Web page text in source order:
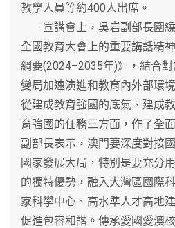
教學人員等約400人出席。
宣講會上，吳岩副部長圍繞
全國教育大會上的重要講話精
綱要(2024–2035年)》，結合
變局加速演進和教育內外部環
從建成教育強國的底氣、建成
育強國的任務三方面，作了全
副部長表示，澳門要深度對接
國家發展大局，特別是要充分
的獨特優勢，融入大灣區國際
家科學中心、高水準人才高地
促進包容和諧。傳承愛國愛澳